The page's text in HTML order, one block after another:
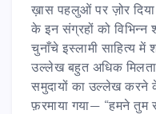
ख़ास पहलुओं पर ज़ोर
के इन संग्रहों को विभिन्न
चुनाँचे इस्लामी साहित्य
उल्लेख बहुत अधिक
समुदायों का उल्लेख करने
फ़रमाया गया— “हमने